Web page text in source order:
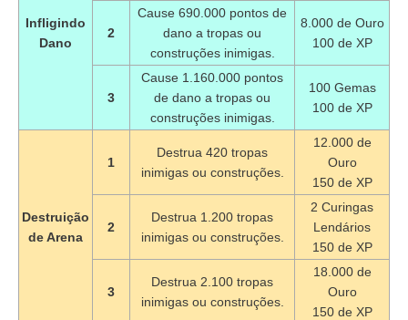
Infligindo
Dano
2
Cause 690.000 pontos de
dano a tropas ou
construções inimigas.
8.000 de Ouro
100 de XP
3
Cause 1.160.000 pontos
de dano a tropas ou
construções inimigas.
100 Gemas
100 de XP
Destruição
de Arena
1
Destrua 420 tropas
inimigas ou construções.
12.000 de
Ouro
150 de XP
2
Destrua 1.200 tropas
inimigas ou construções.
2 Curingas
Lendários
150 de XP
3
Destrua 2.100 tropas
inimigas ou construções.
18.000 de
Ouro
150 de XP